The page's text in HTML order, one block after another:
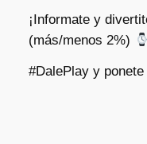
¡Informate y
(más/menos 2%)
#DalePlay y